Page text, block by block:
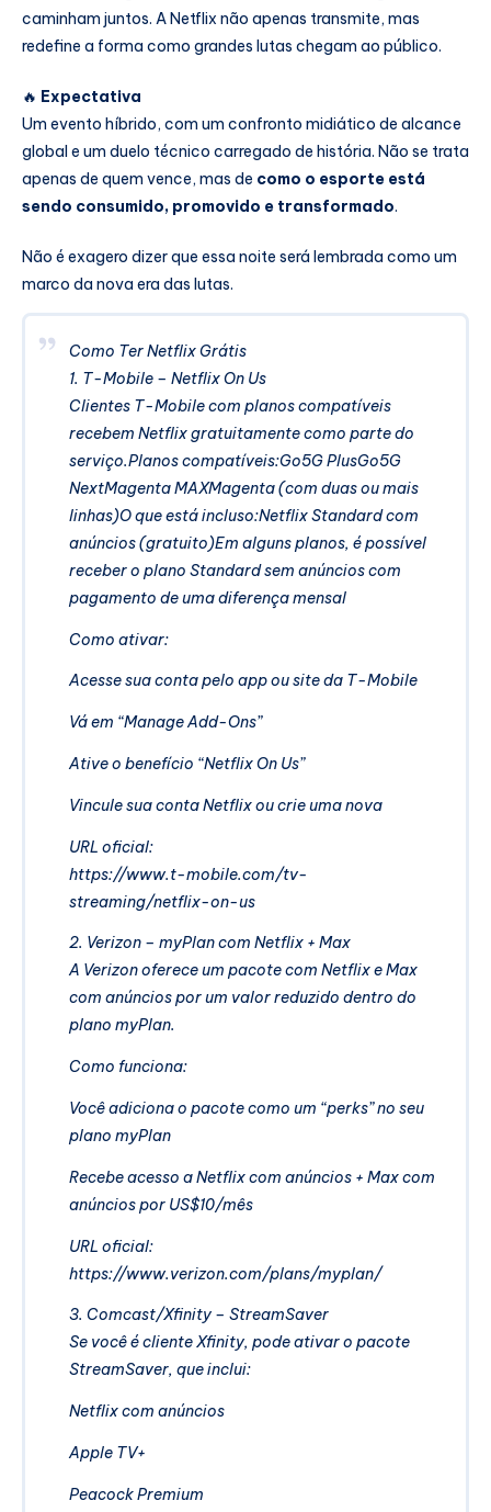
caminham juntos. A Netflix não apenas transmite, mas
redefine a forma como grandes lutas chegam ao público.
🔥 Expectativa
Um evento híbrido, com um confronto midiático de alcance
global e um duelo técnico carregado de história. Não se trata
apenas de quem vence, mas de como o esporte está
sendo consumido, promovido e transformado.
Não é exagero dizer que essa noite será lembrada como um
marco da nova era das lutas.
Como Ter Netflix Grátis
1. T-Mobile – Netflix On Us
Clientes T-Mobile com planos compatíveis
recebem Netflix gratuitamente como parte do
serviço.Planos compatíveis:Go5G PlusGo5G
NextMagenta MAXMagenta (com duas ou mais
linhas)O que está incluso:Netflix Standard com
anúncios (gratuito)Em alguns planos, é possível
receber o plano Standard sem anúncios com
pagamento de uma diferença mensal
Como ativar:
Acesse sua conta pelo app ou site da T-Mobile
Vá em “Manage Add-Ons”
Ative o benefício “Netflix On Us”
Vincule sua conta Netflix ou crie uma nova
URL oficial:
https://www.t-mobile.com/tv-
streaming/netflix-on-us
2. Verizon – myPlan com Netflix + Max
A Verizon oferece um pacote com Netflix e Max
com anúncios por um valor reduzido dentro do
plano myPlan.
Como funciona:
Você adiciona o pacote como um “perks” no seu
plano myPlan
Recebe acesso a Netflix com anúncios + Max com
anúncios por US$10/mês
URL oficial:
https://www.verizon.com/plans/myplan/
3. Comcast/Xfinity – StreamSaver
Se você é cliente Xfinity, pode ativar o pacote
StreamSaver, que inclui:
Netflix com anúncios
Apple TV+
Peacock Premium